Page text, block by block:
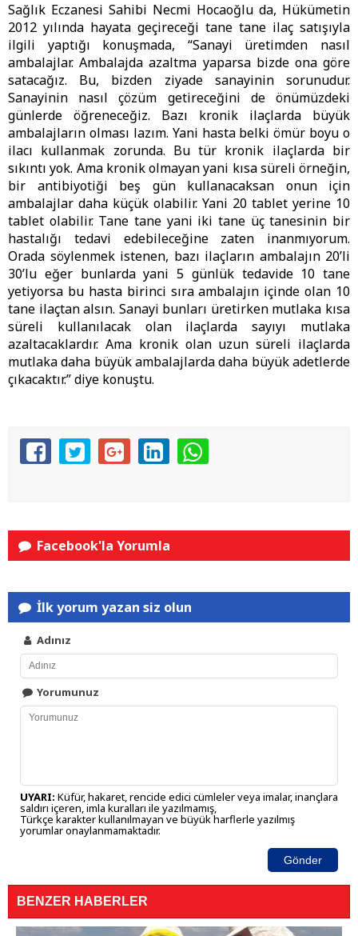
Sağlık Eczanesi Sahibi Necmi Hocaoğlu da, Hükümetin
2012 yılında hayata geçireceği tane tane ilaç satışıyla
ilgili yaptığı konuşmada, “Sanayi üretimden nasıl
ambalajlar. Ambalajda azaltma yaparsa bizde ona göre
satacağız. Bu, bizden ziyade sanayinin sorunudur.
Sanayinin nasıl çözüm getireceğini de önümüzdeki
günlerde öğreneceğiz. Bazı kronik ilaçlarda büyük
ambalajların olması lazım. Yani hasta belki ömür boyu o
ilacı kullanmak zorunda. Bu tür kronik ilaçlarda bir
sıkıntı yok. Ama kronik olmayan yani kısa süreli örneğin,
bir antibiyotiği beş gün kullanacaksan onun için
ambalajlar daha küçük olabilir. Yani 20 tablet yerine 10
tablet olabilir. Tane tane yani iki tane üç tanesinin bir
hastalığı tedavi edebileceğine zaten inanmıyorum.
Orada söylenmek istenen, bazı ilaçların ambalajın 20’li
30’lu eğer bunlarda yani 5 günlük tedavide 10 tane
yetiyorsa bu hasta birinci sıra ambalajın içinde olan 10
tane ilaçtan alsın. Sanayi bunları üretirken mutlaka kısa
süreli kullanılacak olan ilaçlarda sayıyı mutlaka
azaltacaklardır. Ama kronik olan uzun süreli ilaçlarda
mutlaka daha büyük ambalajlarda daha büyük adetlerde
çıkacaktır.” diye konuştu.
Facebook'la Yorumla
İlk yorum yazan siz olun
Adınız
Yorumunuz
UYARI: Küfür, hakaret, rencide edici cümleler veya imalar, inançlara
saldırı içeren, imla kuralları ile yazılmamış,
Türkçe karakter kullanılmayan ve büyük harflerle yazılmış
yorumlar onaylanmamaktadır.
Gönder
BENZER HABERLER